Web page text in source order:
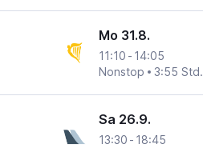
Mo 31.8.
11:10 - 14:05
Nonstop
3:55 Std.
Sa 26.9.
13:30 - 18:45